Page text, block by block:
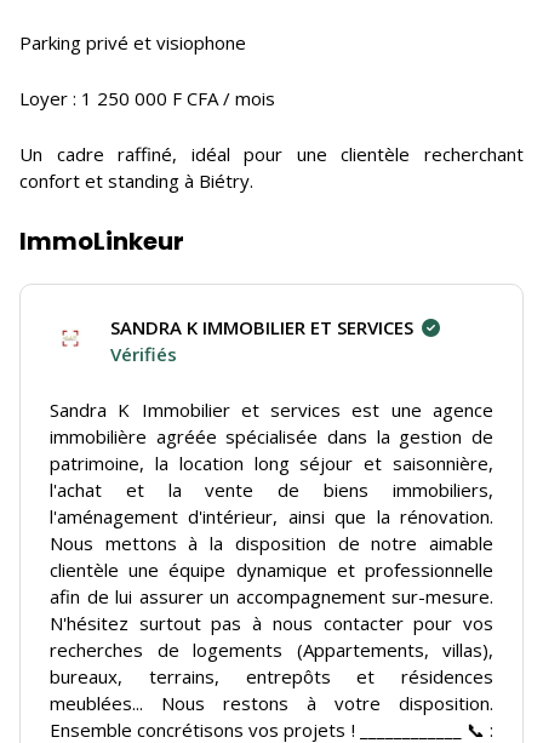
Parking privé et visiophone
Loyer : 1 250 000 F CFA / mois
Un cadre raffiné, idéal pour une clientèle recherchant
confort et standing à Biétry.
ImmoLinkeur
SANDRA K IMMOBILIER ET SERVICES
Vérifiés
Sandra K Immobilier et services est une agence
immobilière agréée spécialisée dans la gestion de
patrimoine, la location long séjour et saisonnière,
l'achat et la vente de biens immobiliers,
l'aménagement d'intérieur, ainsi que la rénovation.
Nous mettons à la disposition de notre aimable
clientèle une équipe dynamique et professionnelle
afin de lui assurer un accompagnement sur-mesure.
N'hésitez surtout pas à nous contacter pour vos
recherches de logements (Appartements, villas),
bureaux, terrains, entrepôts et résidences
meublées... Nous restons à votre disposition.
Ensemble concrétisons vos projets ! ____________ 📞 :